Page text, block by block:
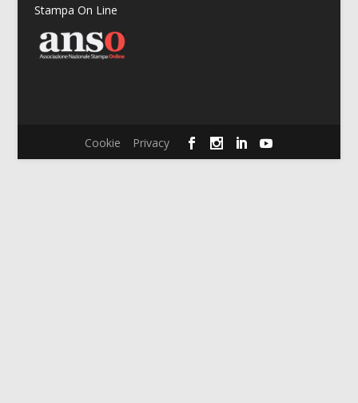
Stampa On Line
Cookie Privacy